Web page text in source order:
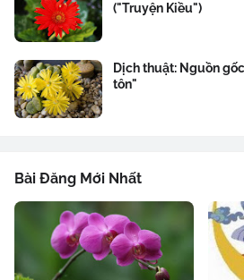
("Truyện Kiều")
Dịch thuật: Nguồn
tôn"
Bài Đăng Mới Nhất